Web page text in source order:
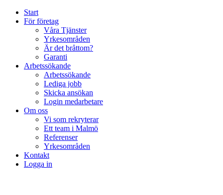
Start
För företag
Våra Tjänster
Yrkesområden
Är det bråttom?
Garanti
Arbetssökande
Arbetssökande
Lediga jobb
Skicka ansökan
Login medarbetare
Om oss
Vi som rekryterar
Ett team i Malmö
Referenser
Yrkesområden
Kontakt
Logga in